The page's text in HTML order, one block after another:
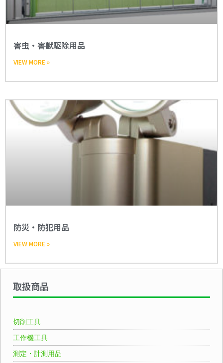
害虫・害獣駆除用品
VIEW MORE »
防災・防犯用品
VIEW MORE »
取扱商品
切削工具
工作機工具
測定・計測用品